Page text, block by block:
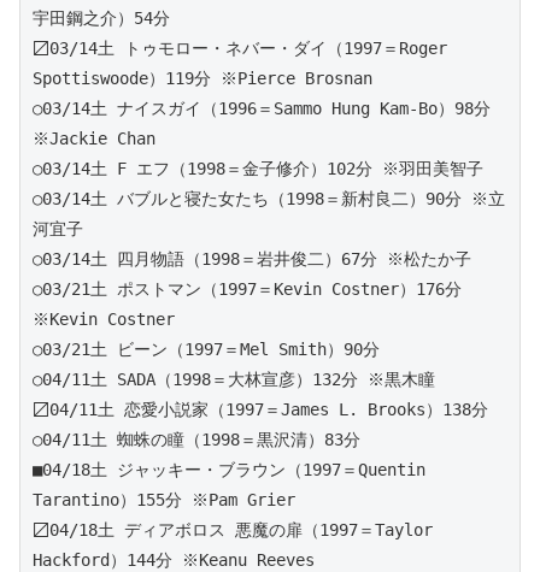
宇田鋼之介）54分
〼03/14土 トゥモロー・ネバー・ダイ（1997＝Roger
Spottiswoode）119分 ※Pierce Brosnan
○03/14土 ナイスガイ（1996＝Sammo Hung Kam-Bo）98分
※Jackie Chan
○03/14土 F エフ（1998＝金子修介）102分 ※羽田美智子
○03/14土 バブルと寝た女たち（1998＝新村良二）90分 ※立
河宜子
○03/14土 四月物語（1998＝岩井俊二）67分 ※松たか子
○03/21土 ポストマン（1997＝Kevin Costner）176分
※Kevin Costner
○03/21土 ビーン（1997＝Mel Smith）90分
○04/11土 SADA（1998＝大林宣彦）132分 ※黒木瞳
〼04/11土 恋愛小説家（1997＝James L. Brooks）138分
○04/11土 蜘蛛の瞳（1998＝黒沢清）83分
■04/18土 ジャッキー・ブラウン（1997＝Quentin
Tarantino）155分 ※Pam Grier
〼04/18土 ディアボロス 悪魔の扉（1997＝Taylor
Hackford）144分 ※Keanu Reeves